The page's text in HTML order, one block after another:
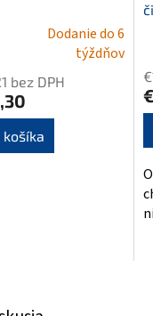
Dodanie do 6
týždňov
bez DPH
košíka
je